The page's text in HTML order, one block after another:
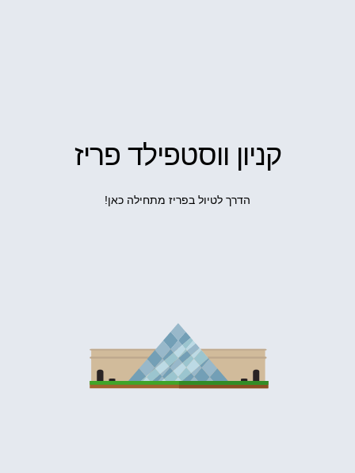
קניון ווסטפילד פריז
הדרך לטיול בפריז מתחילה כאן!